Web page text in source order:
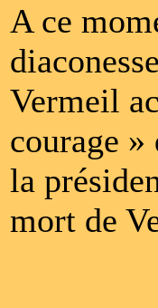
A ce
Vermeil
courage
la
mort de